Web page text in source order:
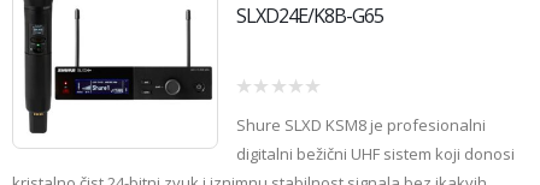
SLXD24E/K8B-G65
out
5
Shure SLXD KSM8 je profesionalni
digitalni bežični UHF sistem koji donosi